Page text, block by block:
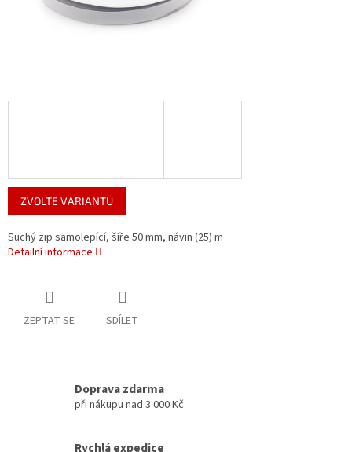
ZVOLTE VARIANTU
Suchý zip samolepící, šíře 50 mm, návin (25) m
Detailní informace
ZEPTAT SE SDÍLET
Doprava zdarma
při nákupu nad 3 000 Kč
Rychlá expedice